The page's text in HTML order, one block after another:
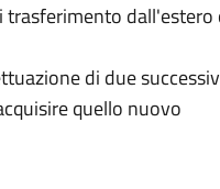
trasferimento
di due
quello nuovo